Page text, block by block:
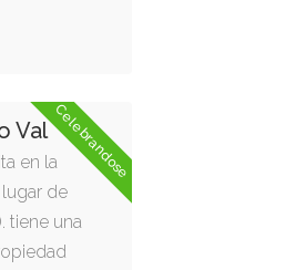
Celebrandose
Val
en la
de
tiene una